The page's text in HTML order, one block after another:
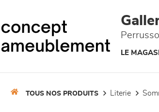
LE
TOUS NOS PRODUITS literie